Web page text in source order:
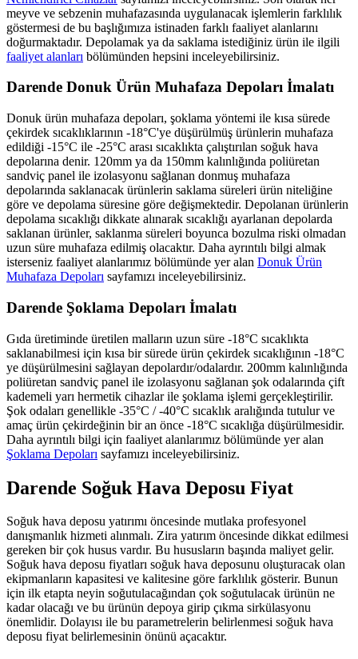
meyve ve sebzenin muhafazasında uygulanacak işlemlerin farklılık
göstermesi de bu başlığımıza istinaden farklı faaliyet alanlarını
doğurmaktadır. Depolamak ya da saklama istediğiniz ürün ile ilgili
faaliyet alanları bölümünden hepsini inceleyebilirsiniz.
Darende Donuk Ürün Muhafaza Depoları İmalatı
Donuk ürün muhafaza depoları, şoklama yöntemi ile kısa sürede
çekirdek sıcaklıklarının -18°C'ye düşürülmüş ürünlerin muhafaza
edildiği -15°C ile -25°C arası sıcaklıkta çalıştırılan soğuk hava
depolarına denir. 120mm ya da 150mm kalınlığında poliüretan
sandviç panel ile izolasyonu sağlanan donmuş muhafaza
depolarında saklanacak ürünlerin saklama süreleri ürün niteliğine
göre ve depolama süresine göre değişmektedir. Depolanan ürünlerin
depolama sıcaklığı dikkate alınarak sıcaklığı ayarlanan depolarda
saklanan ürünler, saklanma süreleri boyunca bozulma riski olmadan
uzun süre muhafaza edilmiş olacaktır. Daha ayrıntılı bilgi almak
isterseniz faaliyet alanlarımız bölümünde yer alan Donuk Ürün
Muhafaza Depoları sayfamızı inceleyebilirsiniz.
Darende Şoklama Depoları İmalatı
Gıda üretiminde üretilen malların uzun süre -18°C sıcaklıkta
saklanabilmesi için kısa bir sürede ürün çekirdek sıcaklığının -18°C
ye düşürülmesini sağlayan depolardır/odalardır. 200mm kalınlığında
poliüretan sandviç panel ile izolasyonu sağlanan şok odalarında çift
kademeli yarı hermetik cihazlar ile şoklama işlemi gerçekleştirilir.
Şok odaları genellikle -35°C / -40°C sıcaklık aralığında tutulur ve
amaç ürün çekirdeğinin bir an önce -18°C sıcaklığa düşürülmesidir.
Daha ayrıntılı bilgi için faaliyet alanlarımız bölümünde yer alan
Şoklama Depoları sayfamızı inceleyebilirsiniz.
Darende Soğuk Hava Deposu Fiyat
Soğuk hava deposu yatırımı öncesinde mutlaka profesyonel
danışmanlık hizmeti alınmalı. Zira yatırım öncesinde dikkat edilmesi
gereken bir çok husus vardır. Bu hususların başında maliyet gelir.
Soğuk hava deposu fiyatları soğuk hava deposunu oluşturacak olan
ekipmanların kapasitesi ve kalitesine göre farklılık gösterir. Bunun
için ilk etapta neyin soğutulacağından çok soğutulacak ürünün ne
kadar olacağı ve bu ürünün depoya girip çıkma sirkülasyonu
önemlidir. Dolayısı ile bu parametrelerin belirlenmesi soğuk hava
deposu fiyat belirlemesinin önünü açacaktır.